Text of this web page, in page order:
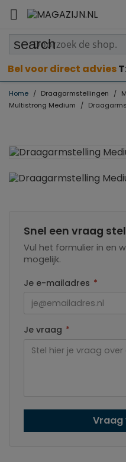

search
Bel voor direct advies
Home Draagarmstellingen
Multistrong Medium
Snel een vraag
Vul het formulier in en
mogelijk.
Je e-mailadres *
Je vraag *
Vraag